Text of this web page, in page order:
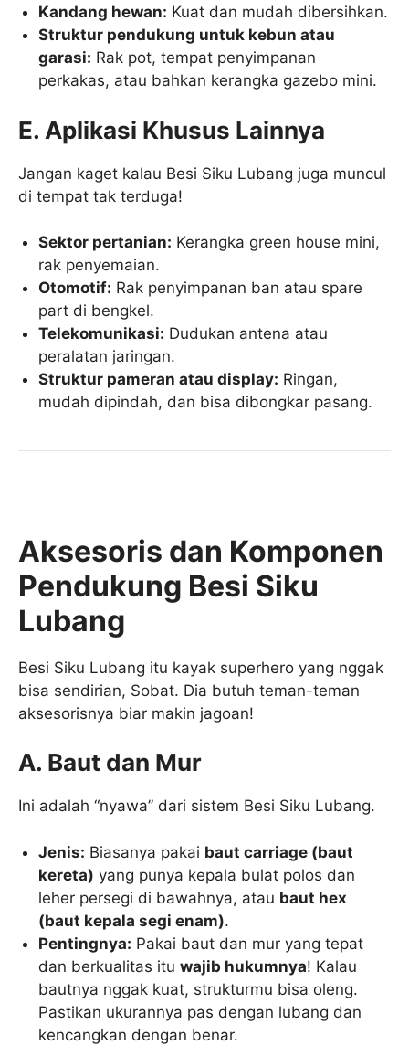
Kandang hewan: Kuat dan mudah dibersihkan.
Struktur pendukung untuk kebun atau
garasi: Rak pot, tempat penyimpanan
perkakas, atau bahkan kerangka gazebo mini.
E. Aplikasi Khusus Lainnya
Jangan kaget kalau Besi Siku Lubang juga muncul
di tempat tak terduga!
Sektor pertanian: Kerangka green house mini,
rak penyemaian.
Otomotif: Rak penyimpanan ban atau spare
part di bengkel.
Telekomunikasi: Dudukan antena atau
peralatan jaringan.
Struktur pameran atau display: Ringan,
mudah dipindah, dan bisa dibongkar pasang.
Aksesoris dan Komponen
Pendukung Besi Siku
Lubang
Besi Siku Lubang itu kayak superhero yang nggak
bisa sendirian, Sobat. Dia butuh teman-teman
aksesorisnya biar makin jagoan!
A. Baut dan Mur
Ini adalah “nyawa” dari sistem Besi Siku Lubang.
Jenis: Biasanya pakai baut carriage (baut
kereta) yang punya kepala bulat polos dan
leher persegi di bawahnya, atau baut hex
(baut kepala segi enam).
Pentingnya: Pakai baut dan mur yang tepat
dan berkualitas ituwajib hukumnya! Kalau
bautnya nggak kuat, strukturmu bisa oleng.
Pastikan ukurannya pas dengan lubang dan
kencangkan dengan benar.